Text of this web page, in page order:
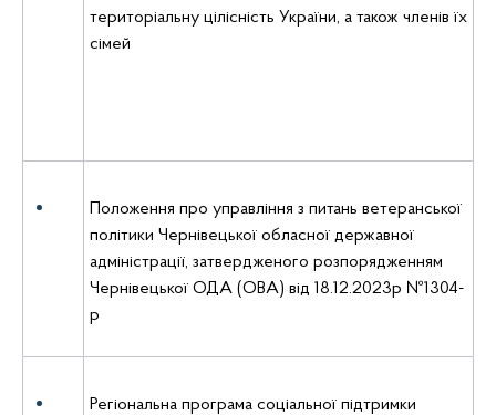
територіальну цілісність України, а також членів їх
сімей
Положення про управління з питань ветеранської
політики Чернівецької обласної державної
адміністрації, затвердженого розпорядженням
Чернівецької ОДА (ОВА) від 18.12.2023р №1304-
р
Регіональна програма соціальної підтримки